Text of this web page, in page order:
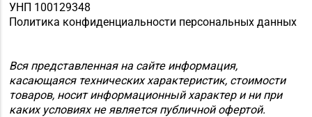
УНП 100129348
Политика конфиденциальности персональных данных
Вся представленная на сайте информация,
касающаяся технических характеристик, стоимости
товаров, носит информационный характер и ни при
каких условиях не является публичной офертой.